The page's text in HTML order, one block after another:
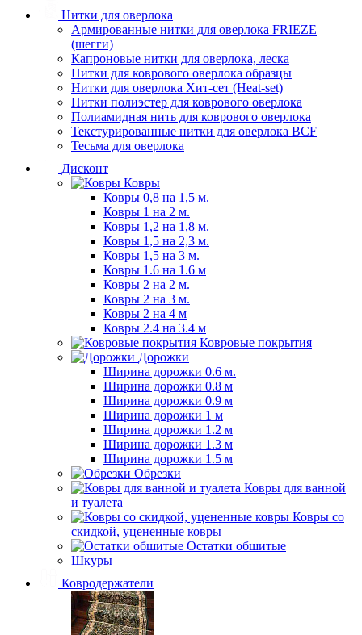
Нитки для оверлока
Армированные нитки для оверлока FRIEZE
(шегги)
Капроновые нитки для оверлока, леска
Нитки для коврового оверлока образцы
Нитки для оверлока Хит-сет (Heat-set)
Нитки полиэстер для коврового оверлока
Полиамидная нить для коврового оверлока
Текстурированные нитки для оверлока BCF
Тесьма для оверлока
Дисконт
Ковры
Ковры 0,8 на 1,5 м.
Ковры 1 на 2 м.
Ковры 1,2 на 1,8 м.
Ковры 1,5 на 2,3 м.
Ковры 1,5 на 3 м.
Ковры 1.6 на 1.6 м
Ковры 2 на 2 м.
Ковры 2 на 3 м.
Ковры 2 на 4 м
Ковры 2.4 на 3.4 м
Ковровые покрытия
Дорожки
Ширина дорожки 0.6 м.
Ширина дорожки 0.8 м
Ширина дорожки 0.9 м
Ширина дорожки 1 м
Ширина дорожки 1.2 м
Ширина дорожки 1.3 м
Ширина дорожки 1.5 м
Обрезки
Ковры для ванной
и туалета
Ковры со
скидкой, уцененные ковры
Остатки обшитые
Шкуры
Ковродержатели